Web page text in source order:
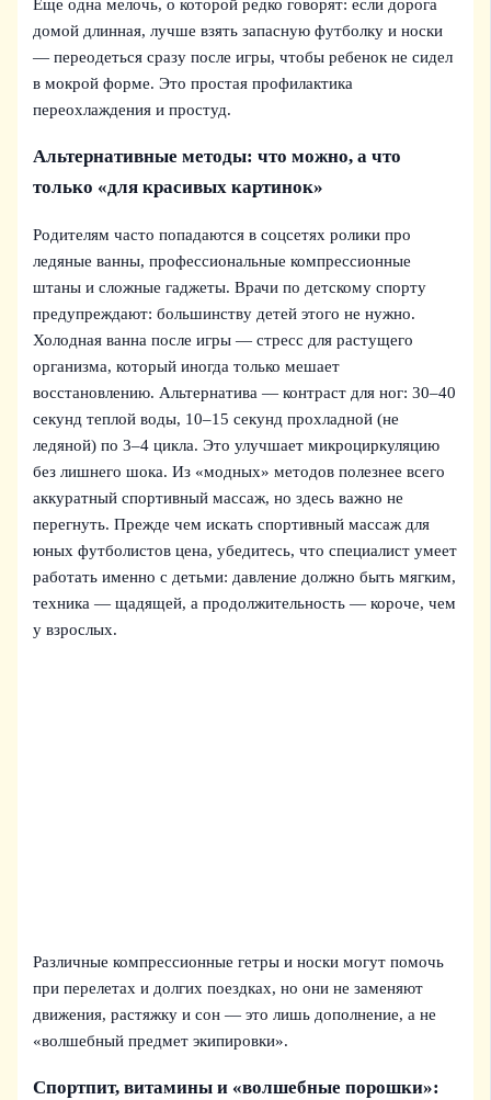
Еще одна мелочь, о которой редко говорят: если дорога
домой длинная, лучше взять запасную футболку и носки
— переодеться сразу после игры, чтобы ребенок не сидел
в мокрой форме. Это простая профилактика
переохлаждения и простуд.
Альтернативные методы: что можно, а что
только «для красивых картинок»
Родителям часто попадаются в соцсетях ролики про
ледяные ванны, профессиональные компрессионные
штаны и сложные гаджеты. Врачи по детскому спорту
предупреждают: большинству детей этого не нужно.
Холодная ванна после игры — стресс для растущего
организма, который иногда только мешает
восстановлению. Альтернатива — контраст для ног: 30–40
секунд теплой воды, 10–15 секунд прохладной (не
ледяной) по 3–4 цикла. Это улучшает микроциркуляцию
без лишнего шока. Из «модных» методов полезнее всего
аккуратный спортивный массаж, но здесь важно не
перегнуть. Прежде чем искать спортивный массаж для
юных футболистов цена, убедитесь, что специалист умеет
работать именно с детьми: давление должно быть мягким,
техника — щадящей, а продолжительность — короче, чем
у взрослых.
Различные компрессионные гетры и носки могут помочь
при перелетах и долгих поездках, но они не заменяют
движения, растяжку и сон — это лишь дополнение, а не
«волшебный предмет экипировки».
Спортпит, витамины и «волшебные порошки»: